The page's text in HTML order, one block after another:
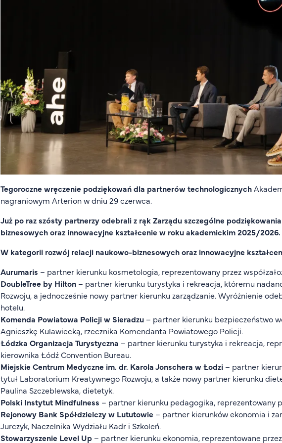
Tegoroczne wręczenie podziękowań dla partnerów technologicznych
nagraniowym Arterion w dniu 29 czerwca.
Już po raz szósty partnerzy odebrali z rąk Zarządu szczególne
biznesowych oraz innowacyjne kształcenie w roku akademickim 2025/2026.
W kategorii rozwój relacji naukowo-biznesowych oraz innowacyjne
Aurumaris – partner kierunku kosmetologia, reprezentowany przez
DoubleTree by Hilton – partner kierunku turystyka i rekreacja, któremu
Rozwoju, a jednocześnie nowy partner kierunku zarządzanie. Wyróżnienie
hotelu.
Komenda Powiatowa Policji w Sieradzu – partner kierunku bezpieczeństwo
Agnieszkę Kulawiecką, rzecznika Komendanta Powiatowego Policji.
Łódzka Organizacja Turystyczna – partner kierunku turystyka i rekreacja,
kierownika Łódź Convention Bureau.
Miejskie Centrum Medyczne im. dr. Karola Jonschera w Łodzi – partner
tytuł Laboratorium Kreatywnego Rozwoju, a także nowy partner kierunku
Paulina Szczeblewska, dietetyk.
Polski Instytut Mindfulness – partner kierunku pedagogika, reprezentowany
Rejonowy Bank Spółdzielczy w Lututowie – partner kierunków ekonomia i
Jurczyk, Naczelnika Wydziału Kadr i Szkoleń.
Stowarzyszenie Level Up – partner kierunku ekonomia, reprezentowane